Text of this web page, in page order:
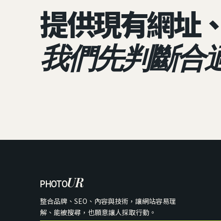
提供現有網址
我們先判斷合
PHOTOUR
整合品牌、SEO、內容與技術，讓網站容易理
解、能被搜尋，也願意讓人採取行動。